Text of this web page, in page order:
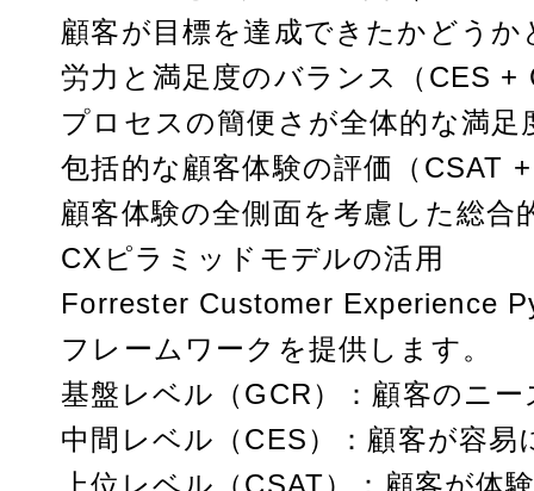
顧客が目標を達成できたかどう
労力と満足度のバランス（CES +
プロセスの簡便さが全体的な満
包括的な顧客体験の評価（CSAT
顧客体験の全側面を考慮した総合
CXピラミッドモデルの活用
Forrester Customer Experience
フレームワークを提供します。
基盤レベル（GCR）：顧客のニ
中間レベル（CES）：顧客が容